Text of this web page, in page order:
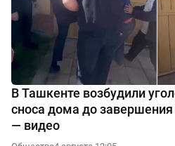
В Ташкенте возбудили
сноса дома до
— видео